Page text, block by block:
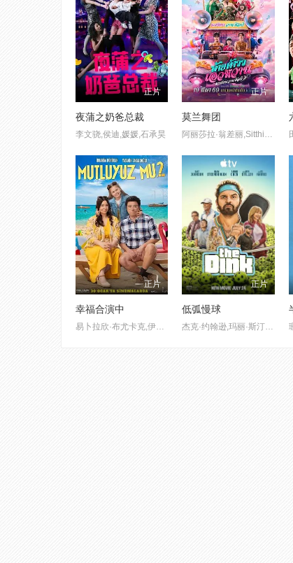
正片
夜蒲之奶爸总裁
李文骁,侯迪,媛媛,石承昊
正片
莫兰舞团
阿丽莎拉·翁差丽,Sitthiphon Disamoe,
正片
幸福合演中
易卜拉欣·布尤卡克,伊尔卡·阿克苏穆,巴萨克·帕拉克,达姆拉·科尔贝
正片
低弧慢球
杰克·约翰逊,玛丽·斯汀伯根